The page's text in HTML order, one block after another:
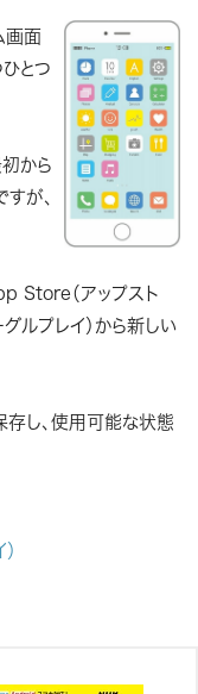
画面
とつ
から
が、
Store（アップスト
ルプレイ）から新しい
し、使用可能な状態